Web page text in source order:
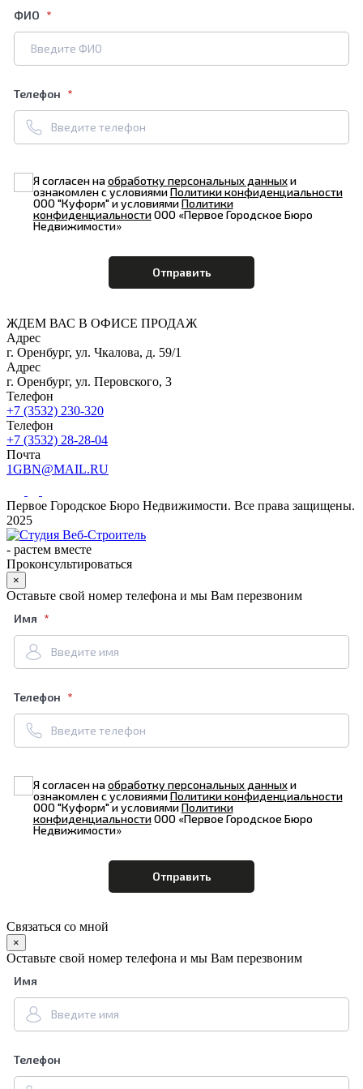
ФИО
Телефон
Я согласен наобработку персональных данныхи
ознакомлен с условиямиПолитики конфиденциальности
ООО "Куформ" и условиямиПолитики
конфиденциальностиООО «Первое Городское Бюро
Недвижимости»
ЖДЕМ ВАС В ОФИСЕ ПРОДАЖ
Адрес
г. Оренбург, ул. Чкалова, д. 59/1
Адрес
г. Оренбург, ул. Перовского, 3
Телефон
+7 (3532) 230-320
Телефон
+7 (3532) 28-28-04
Почта
1GBN@MAIL.RU
Первое Городское Бюро Недвижимости. Все права защищены.
2025
- растем вместе
Проконсультироваться
×
Оставьте свой номер телефона и мы Вам перезвоним
Имя
Телефон
Я согласен наобработку персональных данныхи
ознакомлен с условиямиПолитики конфиденциальности
ООО "Куформ" и условиямиПолитики
конфиденциальностиООО «Первое Городское Бюро
Недвижимости»
Связаться со мной
×
Оставьте свой номер телефона и мы Вам перезвоним
Имя
Телефон